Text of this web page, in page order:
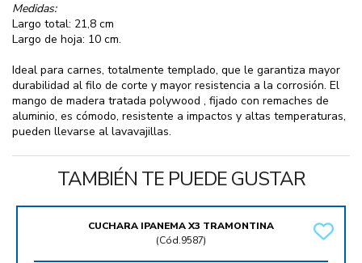
Medidas:
Largo total: 21,8 cm
Largo de hoja: 10 cm.
Ideal para carnes, totalmente templado, que le garantiza mayor
durabilidad al filo de corte y mayor resistencia a la corrosión. El
mango de madera tratada polywood , fijado con remaches de
aluminio, es cómodo, resistente a impactos y altas temperaturas,
pueden llevarse al lavavajillas.
TAMBIÉN TE PUEDE GUSTAR
CUCHARA IPANEMA X3 TRAMONTINA
(Cód.9587)